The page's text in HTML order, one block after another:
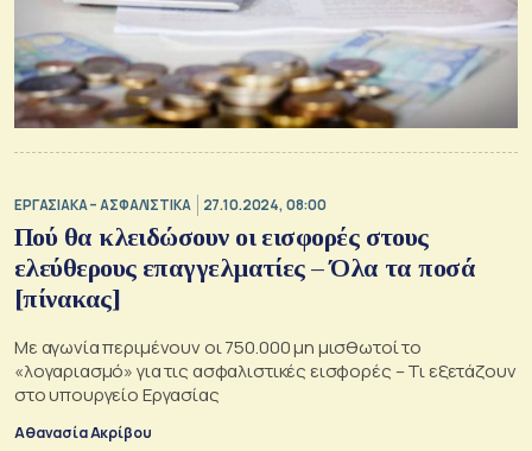
ΕΡΓΑΣΙΑΚΑ – ΑΣΦΑΛΙΣΤΙΚΑ 27.10.2024, 08:00
Πού θα κλειδώσουν οι εισφορές στους
ελεύθερους επαγγελματίες – Όλα τα ποσά
[πίνακας]
Με αγωνία περιμένουν οι 750.000 μη μισθωτοί το
«λογαριασμό» για τις ασφαλιστικές εισφορές – Τι εξετάζουν
στο υπουργείο Εργασίας
Αθανασία Ακρίβου